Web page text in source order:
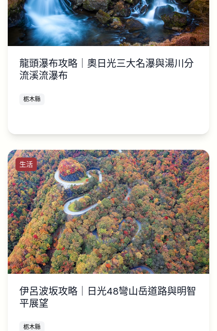
龍頭瀑布攻略｜奧日光三大名瀑與湯川分
流溪流瀑布
栃木縣
生活
伊呂波坂攻略｜日光48彎山岳道路與明智
平展望
栃木縣